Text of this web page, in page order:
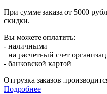
При сумме заказа от 5000
скидки.
Вы можете оплатить:
- наличными
- на расчетный счет
- банковской картой
Отгрузка заказов
Подробнее